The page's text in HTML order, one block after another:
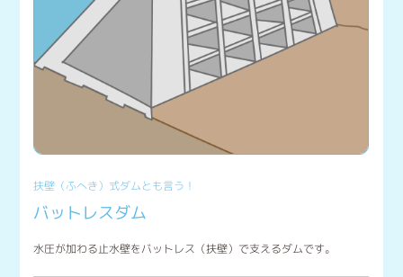
扶壁（ふへき）式ダムとも言う！
バットレスダム
水圧が加わる止水壁をバットレス（扶壁）で支えるダムです。